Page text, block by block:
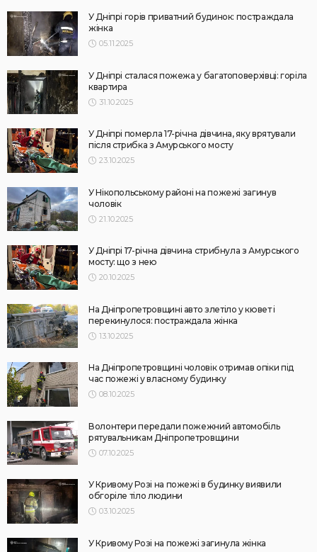
У Дніпрі горів приватний будинок: постраждала
жінка
05.11.2025
У Дніпрі сталася пожежа у багатоповерхівці: горіла
квартира
31.10.2025
У Дніпрі померла 17-річна дівчина, яку врятували
після стрибка з Амурського мосту
23.10.2025
У Нікопольському районі на пожежі загинув
чоловік
21.10.2025
У Дніпрі 17-річна дівчина стрибнула з Амурського
мосту: що з нею
20.10.2025
На Дніпропетровщині авто злетіло у кювет і
перекинулося: постраждала жінка
13.10.2025
На Дніпропетровщині чоловік отримав опіки під
час пожежі у власному будинку
08.10.2025
Волонтери передали пожежний автомобіль
рятувальникам Дніпропетровщини
07.10.2025
У Кривому Розі на пожежі в будинку виявили
обгоріле тіло людини
03.10.2025
У Кривому Розі на пожежі загинула жінка